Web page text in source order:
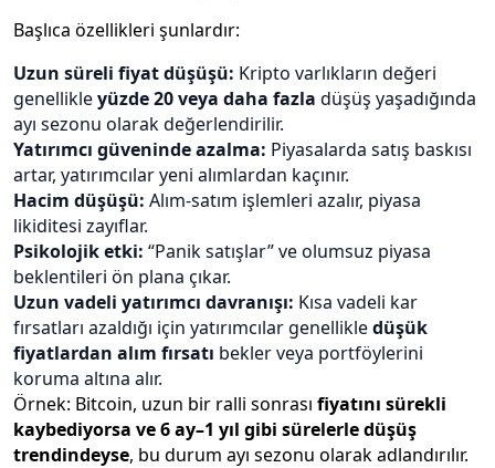
Başlıca özellikleri şunlardır:
Uzun süreli fiyat düşüşü: Kripto varlıkların değeri
genellikleyüzde 20 veya daha fazla düşüş yaşadığında
ayı sezonu olarak değerlendirilir.
Yatırımcı güveninde azalma: Piyasalarda satış baskısı
artar, yatırımcılar yeni alımlardan kaçınır.
Hacim düşüşü: Alım-satım işlemleri azalır, piyasa
likiditesi zayıflar.
Psikolojik etki: “Panik satışlar” ve olumsuz piyasa
beklentileri ön plana çıkar.
Uzun vadeli yatırımcı davranışı: Kısa vadeli kar
fırsatları azaldığı için yatırımcılar genellikledüşük
fiyatlardan alım fırsatı bekler veya portföylerini
koruma altına alır.
Örnek: Bitcoin, uzun bir ralli sonrası fiyatını sürekli
kaybediyorsa ve 6 ay–1 yıl gibi sürelerle düşüş
trendindeyse, bu durum ayı sezonu olarak adlandırılır.